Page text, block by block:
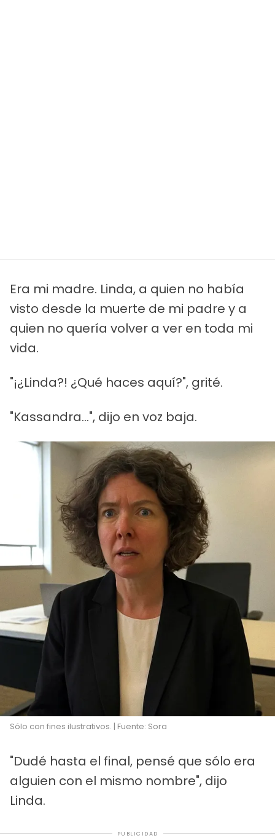
Era mi madre. Linda, a quien no había
visto desde la muerte de mi padre y a
quien no quería volver a ver en toda mi
vida.
"¡¿Linda?! ¿Qué haces aquí?", grité.
"Kassandra...", dijo en voz baja.
Sólo con fines ilustrativos. | Fuente: Sora
"Dudé hasta el final, pensé que sólo era
alguien con el mismo nombre", dijo
Linda.
PUBLICIDAD